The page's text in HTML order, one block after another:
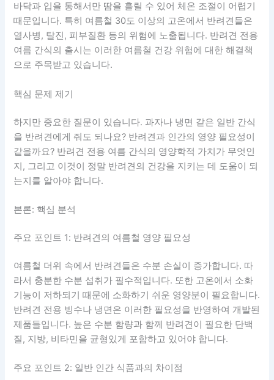
바닥과 입을 통해서만 땀을 흘릴 수 있어 체온 조절이 어렵기
때문입니다. 특히 여름철 30도 이상의 고온에서 반려견들은
열사병, 탈진, 피부질환 등의 위험에 노출됩니다. 반려견 전용
여름 간식의 출시는 이러한 여름철 건강 위험에 대한 해결책
으로 주목받고 있습니다.
핵심 문제 제기
하지만 중요한 질문이 있습니다. 과자나 냉면 같은 일반 간식
을 반려견에게 줘도 되나요? 반려견과 인간의 영양 필요성이
같을까요? 반려견 전용 여름 간식의 영양학적 가치가 무엇인
지, 그리고 이것이 정말 반려견의 건강을 지키는 데 도움이 되
는지를 알아야 합니다.
본론: 핵심 분석
주요 포인트 1: 반려견의 여름철 영양 필요성
여름철 더위 속에서 반려견들은 수분 손실이 증가합니다. 따
라서 충분한 수분 섭취가 필수적입니다. 또한 고온에서 소화
기능이 저하되기 때문에 소화하기 쉬운 영양분이 필요합니다.
반려견 전용 빙수나 냉면은 이러한 필요성을 반영하여 개발된
제품들입니다. 높은 수분 함량과 함께 반려견이 필요한 단백
질, 지방, 비타민을 균형있게 포함하고 있어야 합니다.
주요 포인트 2: 일반 인간 식품과의 차이점